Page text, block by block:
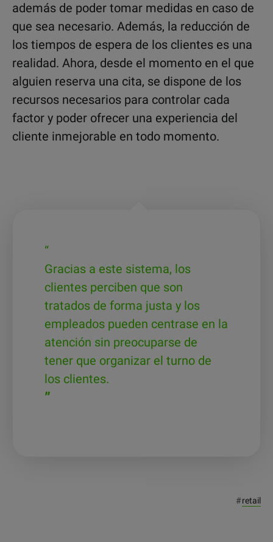
además de poder tomar medidas en caso de
que sea necesario. Además, la reducción de
los tiempos de espera de los clientes es una
realidad. Ahora, desde el momento en el que
alguien reserva una cita, se dispone de los
recursos necesarios para controlar cada
factor y poder ofrecer una experiencia del
cliente inmejorable en todo momento.
“
Gracias a este sistema, los
clientes perciben que son
tratados de forma justa y los
empleados pueden centrase en la
atención sin preocuparse de
tener que organizar el turno de
los clientes.
”
#retail